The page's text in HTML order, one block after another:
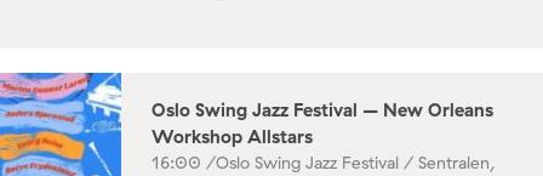
Oslo Swing Jazz Festival – New Orleans
Workshop Allstars
16:00 /Oslo Swing Jazz Festival / Sentralen,